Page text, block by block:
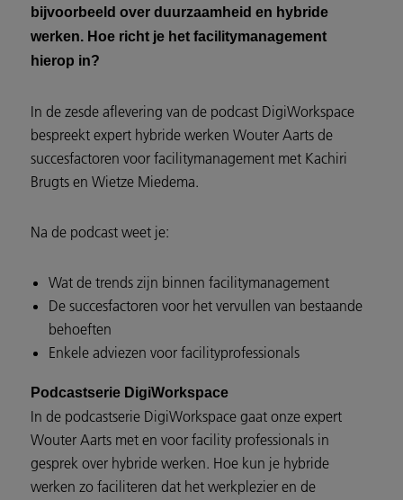
bijvoorbeeld over duurzaamheid en hybride
werken. Hoe richt je het facilitymanagement
hierop in?
In de zesde aflevering van de podcast DigiWorkspace
bespreekt expert hybride werken Wouter Aarts de
succesfactoren voor facilitymanagement met Kachiri
Brugts en Wietze Miedema.
Na de podcast weet je:
Wat de trends zijn binnen facilitymanagement
De succesfactoren voor het vervullen van bestaande
behoeften
Enkele adviezen voor facilityprofessionals
Podcastserie DigiWorkspace
In de podcastserie DigiWorkspace gaat onze expert
Wouter Aarts met en voor facility professionals in
gesprek over hybride werken. Hoe kun je hybride
werken zo faciliteren dat het werkplezier en de